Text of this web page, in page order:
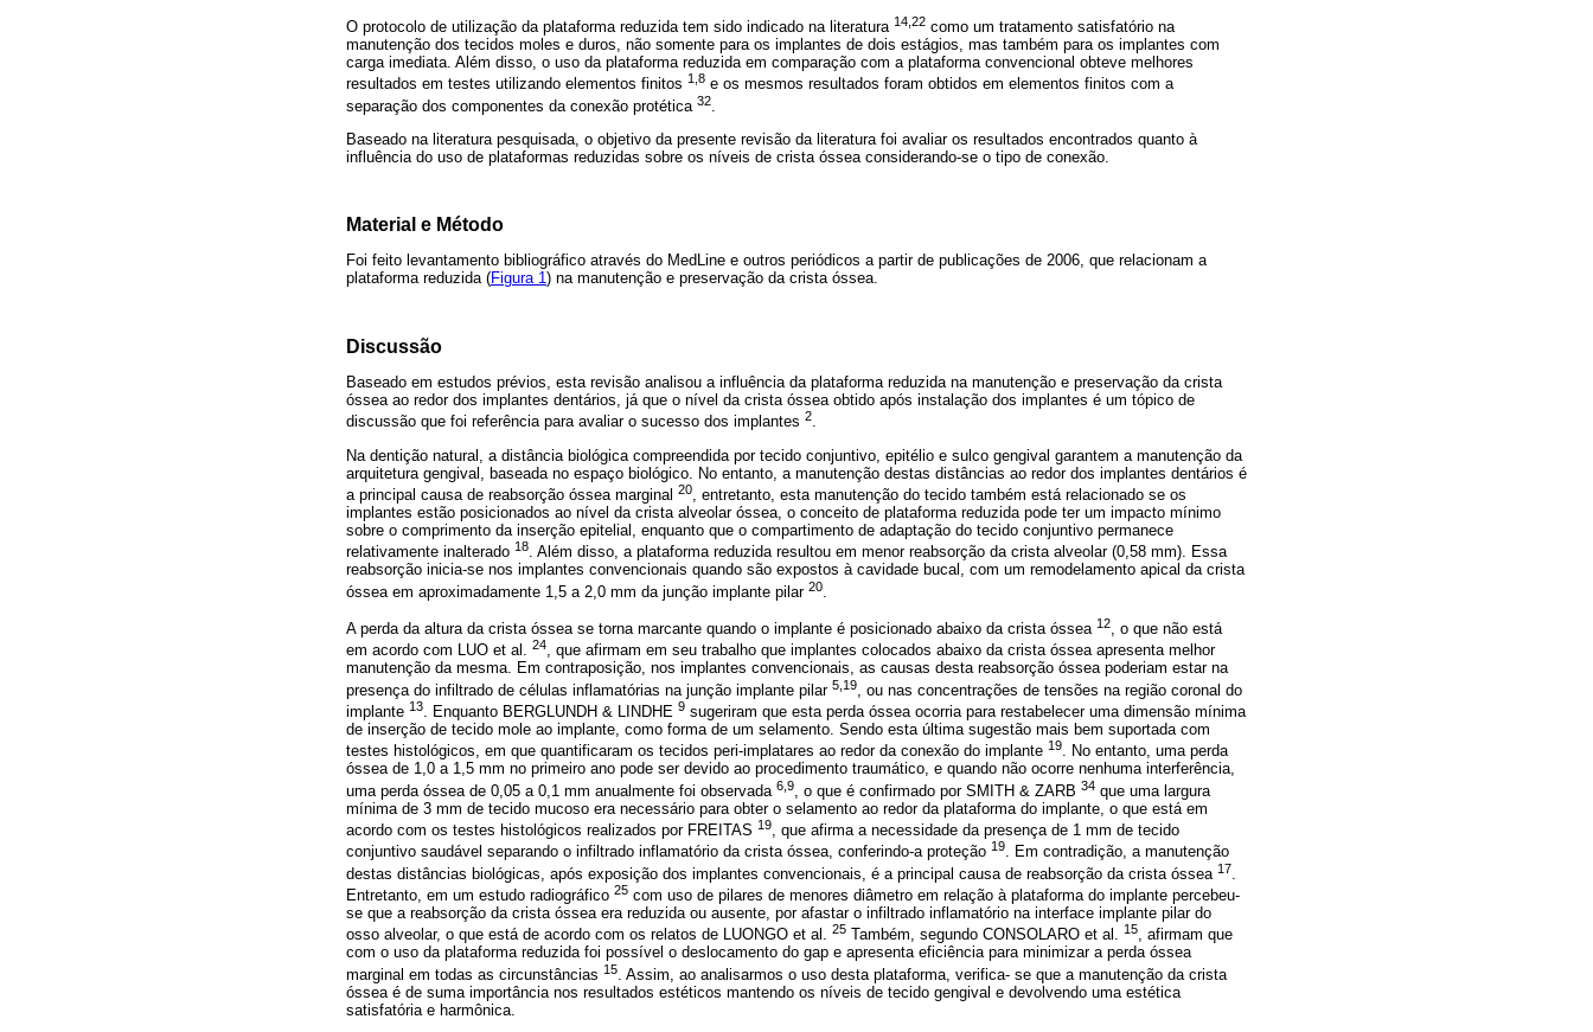
O protocolo de utilização da plataforma reduzida tem sido indicado na literatura 14,22 como um tratamento satisfatório na
manutenção dos tecidos moles e duros, não somente para os implantes de dois estágios, mas também para os implantes com
carga imediata. Além disso, o uso da plataforma reduzida em comparação com a plataforma convencional obteve melhores
resultados em testes utilizando elementos finitos 1,8 e os mesmos resultados foram obtidos em elementos finitos com a
separação dos componentes da conexão protética 32
Baseado na literatura pesquisada, o objetivo da presente revisão da literatura foi avaliar os resultados encontrados quanto à
influência do uso de plataformas reduzidas sobre os níveis de crista óssea considerando-se o tipo de conexão.
Material e Método
Foi feito levantamento bibliográfico através do MedLine e outros periódicos a partir de publicações de 2006, que relacionam a
plataforma reduzida (Figura 1) na manutenção e preservação da crista óssea.
Discussão
Baseado em estudos prévios, esta revisão analisou a influência da plataforma reduzida na manutenção e preservação da crista
óssea ao redor dos implantes dentários, já que o nível da crista óssea obtido após instalação dos implantes é um tópico de
discussão que foi referência para avaliar o sucesso dos implantes 2.
Na dentição natural, a distância biológica compreendida por tecido conjuntivo, epitélio e sulco gengival garantem a manutenção da
arquitetura gengival, baseada no espaço biológico. No entanto, a manutenção destas distâncias ao redor dos implantes dentários é
a principal causa de reabsorção óssea marginal 20
, entretanto, esta manutenção do tecido também está relacionado se os
implantes estão posicionados ao nível da crista alveolar óssea, o conceito de plataforma reduzida pode ter um impacto mínimo
sobre o comprimento da inserção epitelial, enquanto que o compartimento de adaptação do tecido conjuntivo permanece
relativamente inalterado 18. Além disso, a plataforma reduzida resultou em menor reabsorção da crista alveolar (0,58 mm). Essa
reabsorção inicia-se nos implantes convencionais quando são expostos à cavidade bucal, com um remodelamento apical da crista
óssea em aproximadamente 1,5 a 2,0 mm da junção implante pilar 20
A perda da altura da crista óssea se torna marcante quando o implante é posicionado abaixo da crista óssea 12, o que não está
em acordo com LUO et al. 24, que afirmam em seu trabalho que implantes colocados abaixo da crista óssea apresenta melhor
manutenção da mesma. Em contraposição, nos implantes convencionais, as causas desta reabsorção óssea poderiam estar na
presença do infiltrado de células inflamatórias na junção implante pilar 5,19
, ou nas concentrações de tensões na região coronal do
implante 13. Enquanto BERGLUNDH & LINDHE 9 sugeriram que esta perda óssea ocorria para restabelecer uma dimensão mínima
de inserção de tecido mole ao implante, como forma de um selamento. Sendo esta última sugestão mais bem suportada com
testes histológicos, em que quantificaram os tecidos peri-implatares ao redor da conexão do implante 19. No entanto, uma perda
óssea de 1,0 a 1,5 mm no primeiro ano pode ser devido ao procedimento traumático, e quando não ocorre nenhuma interferência,
uma perda óssea de 0,05 a 0,1 mm anualmente foi observada 6,9 , o que é confirmado por SMITH & ZARB 34 que uma largura
mínima de 3 mm de tecido mucoso era necessário para obter o selamento ao redor da plataforma do implante, o que está em
acordo com os testes histológicos realizados por FREITAS 19
, que afirma a necessidade da presença de 1 mm de tecido
conjuntivo saudável separando o infiltrado inflamatório da crista óssea, conferindo-a proteção 19. Em contradição, a manutenção
destas distâncias biológicas, após exposição dos implantes convencionais, é a principal causa de reabsorção da crista óssea 17
Entretanto, em um estudo radiográfico 25 com uso de pilares de menores diâmetro em relação à plataforma do implante percebeu-
se que a reabsorção da crista óssea era reduzida ou ausente, por afastar o infiltrado inflamatório na interface implante pilar do
osso alveolar, o que está de acordo com os relatos de LUONGO et al. 25 Também, segundo CONSOLARO et al. 15, afirmam que
com o uso da plataforma reduzida foi possível o deslocamento do gap e apresenta eficiência para minimizar a perda óssea
marginal em todas as circunstâncias 15 . Assim, ao analisarmos o uso desta plataforma, verifica- se que a manutenção da crista
óssea é de suma importância nos resultados estéticos mantendo os níveis de tecido gengival e devolvendo uma estética
satisfatória e harmônica.